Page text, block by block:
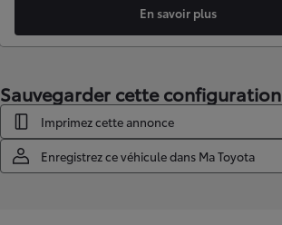
En savoir plus
Sauvegarder cette configuration
Imprimez cette annonce
Enregistrez ce véhicule dans Ma Toyota